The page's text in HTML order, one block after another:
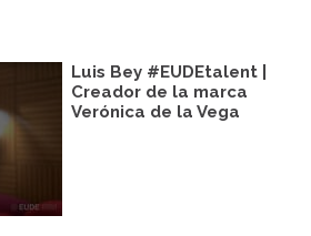
Luis Bey #EUDEtalent |
Creador de la marca
Verónica de la Vega